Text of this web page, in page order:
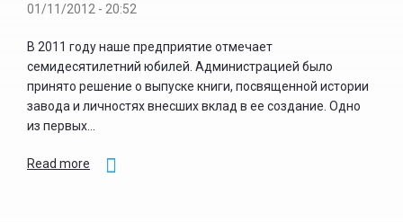
01/11/2012 - 20:52
В 2011 году наше предприятие отмечает
семидесятилетний юбилей. Администрацией было
принято решение о выпуске книги, посвященной истории
завода и личностях внесших вклад в ее создание. Одно
из первых...
Read more